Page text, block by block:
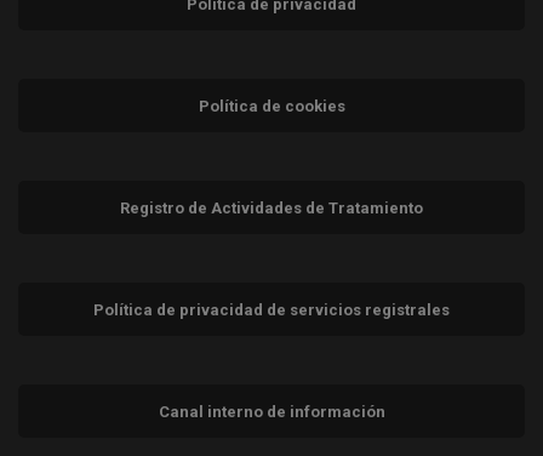
Política de privacidad
Política de cookies
Registro de Actividades de Tratamiento
Política de privacidad de servicios registrales
Canal interno de información